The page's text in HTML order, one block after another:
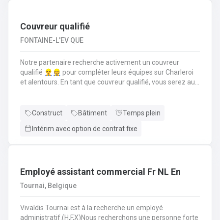
solutions aux diverses demandes de disponibilités
Couvreur qualifié
FONTAINE-L'EV QUE
Notre partenaire recherche activement un couvreur
qualifié 👷‍♂️👷 pour compléter leurs équipes sur Charleroi
et alentours. En tant que couvreur qualifié, vous serez au
règles de l'art. Vos responsabilités clés en tant que
matériaux de couverture (tuiles, ardoises, zinc, etc.) en
toiture.Inspecter, réparer et entretenir les toitures
d'éléments).Garantir la sécurité constante du chantier
Construct Bâtiment
Temps plein
Intérim avec option de contrat fixe
Employé assistant commercial Fr NL En
Tournai, Belgique
Vivaldis Tournai est à la recherche un employé
administratif.(H,F,X)Nous recherchons une personne forte